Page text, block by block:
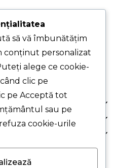
- Str. Pelinului,
Gării, Nr. 1, Chiajna,
să vă îmbunătățim
conținut personalizat
alege ce cookie-
clic pe
pe Acceptă tot
sau pe
cookie-urile